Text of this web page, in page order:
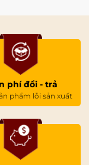
Hưng Yên,
Yên Mỹ, Tỉnh
Cục 5, Thôn
phí đổi - trả
phẩm lỗi sản xuất